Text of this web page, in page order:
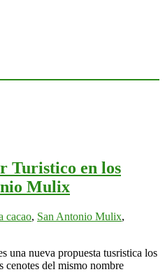
Turistico en los
Mulix
cacao, San Antonio Mulix,
una nueva propuesta tusristica los
cenotes del mismo nombre